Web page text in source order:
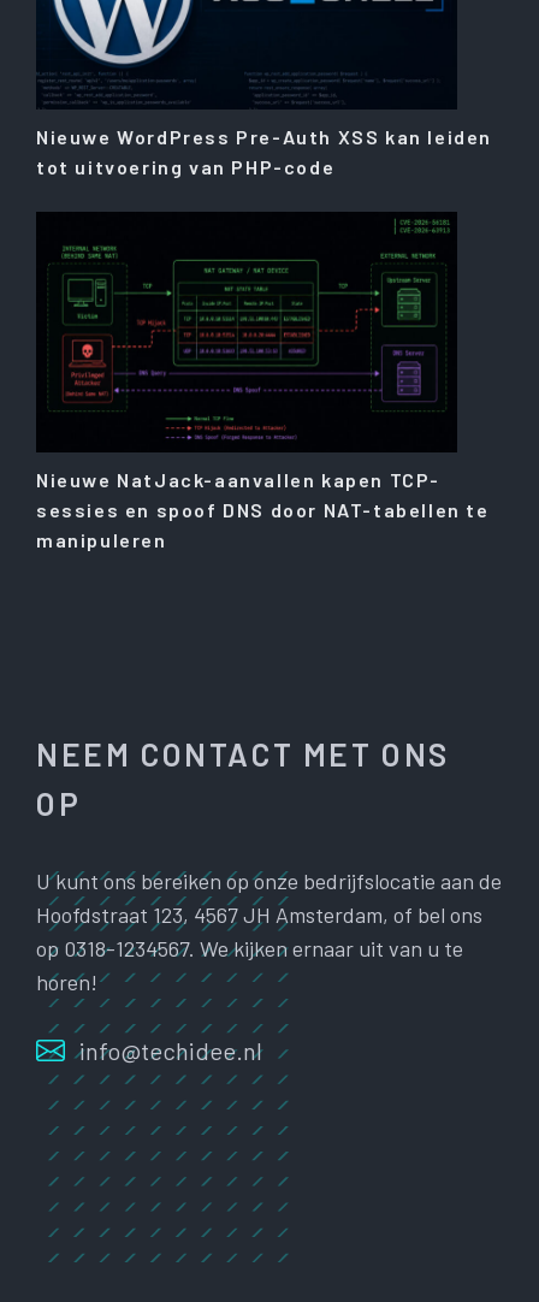
Nieuwe WordPress Pre-Auth XSS kan leiden
tot uitvoering van PHP-code
Nieuwe NatJack-aanvallen kapen TCP-
sessies en spoof DNS door NAT-tabellen te
manipuleren
NEEM CONTACT MET ONS
OP
U kunt ons bereiken op onze bedrijfslocatie aan de
Hoofdstraat 123, 4567 JH Amsterdam, of bel ons
op 0318-1234567. We kijken ernaar uit van u te
horen!
info@techidee.nl